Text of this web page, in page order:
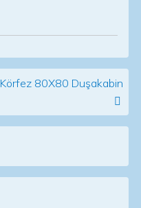
Körfez 80X80 Duşakabin